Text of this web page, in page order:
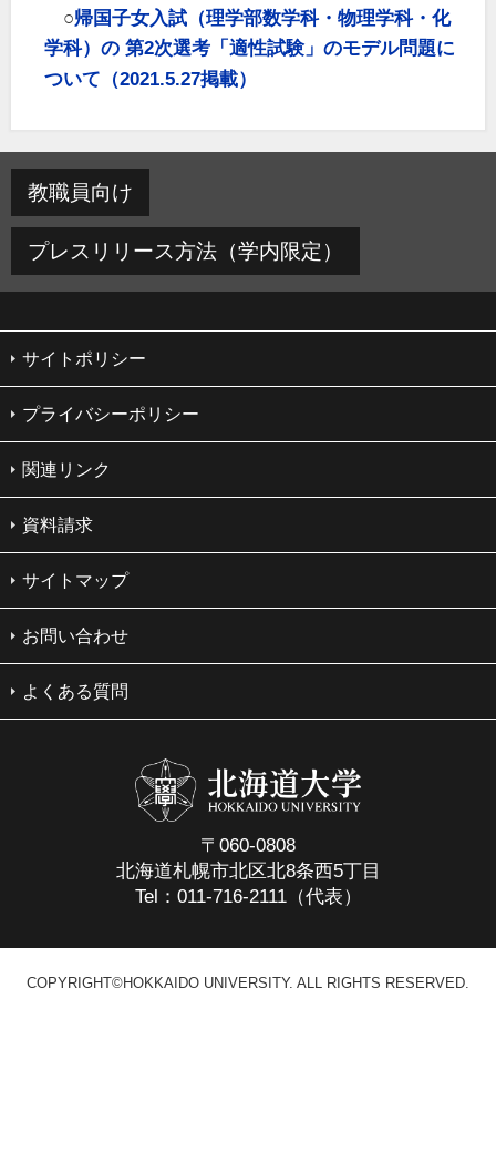
○帰国子女入試（理学部数学科・物理学科・化
学科）の 第2次選考「適性試験」のモデル問題に
ついて（2021.5.27掲載）
教職員向け
プレスリリース方法（学内限定）
サイトポリシー
プライバシーポリシー
関連リンク
資料請求
サイトマップ
お問い合わせ
よくある質問
〒060-0808
北海道札幌市北区北8条西5丁目
Tel：011-716-2111（代表）
COPYRIGHT©HOKKAIDO UNIVERSITY. ALL RIGHTS RESERVED.